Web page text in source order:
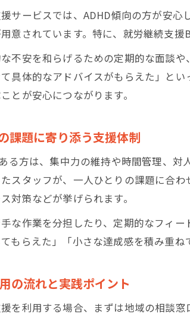
サービスでは、ADHD傾向の方が安心
意されています。特に、就労継続支
不安を和らげるための定期的な面談
て具体的なアドバイスがもらえた」と
とが安心につながります。
課題に寄り添う支援体制
る方は、集中力の維持や時間管理、
スタッフが、一人ひとりの課題に合
対策などが挙げられます。
な作業を分担したり、定期的なフィ
もらえた」「小さな達成感を積み重
の流れと実践ポイント
を利用する場合、まずは地域の相談